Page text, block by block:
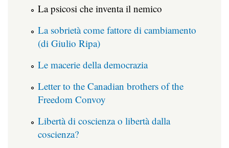
La psicosi che inventa il nemico
La sobrietà come fattore di cambiamento
(di Giulio Ripa)
Le macerie della democrazia
Letter to the Canadian brothers of the
Freedom Convoy
Libertà di coscienza o libertà dalla
coscienza?